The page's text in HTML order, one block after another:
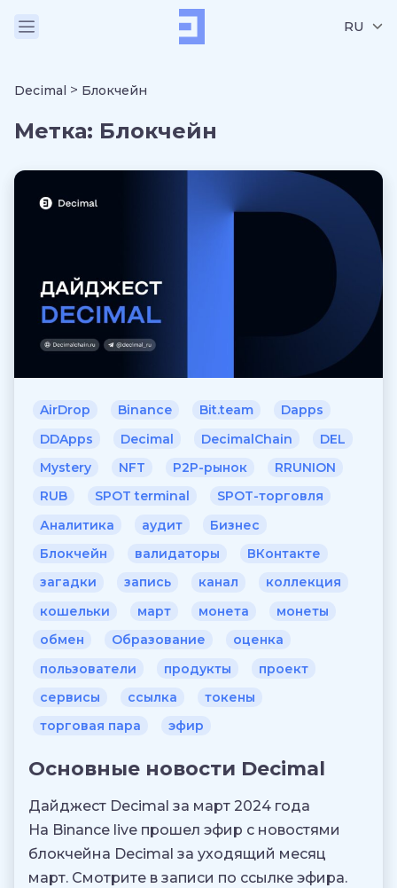
RU
Decimal > Блокчейн
Метка: Блокчейн
AirDrop Binance Bit.team
Dapps
DDApps
Decimal DecimalChain
DEL
Mystery
NFT P2P-рынок
RRUNION
RUB
SPOT terminal
SPOT-торговля
Аналитика
аудит
Бизнес
Блокчейн
валидаторы
ВКонтакте
загадки
запись канал
коллекция
кошельки
март монета
монеты
обмен
Образование
оценка
пользователи
продукты
проект
сервисы
ссылка
токены
торговая пара
эфир
Основные новости Decimal
Дайджест Decimal за март 2024 года
На Binance live прошел эфир с новостями
блокчейна Decimal за уходящий месяц
март. Смотрите в записи по ссылке эфира.